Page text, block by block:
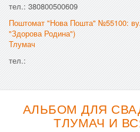
тел.: 380800500609
Поштомат "Нова Пошта" №55100:
"Здорова Родина")
Тлумач
тел.:
АЛЬБОМ ДЛЯ
ТЛУМАЧ И